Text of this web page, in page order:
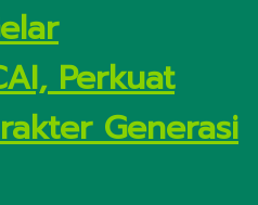
Perkuat
Generasi